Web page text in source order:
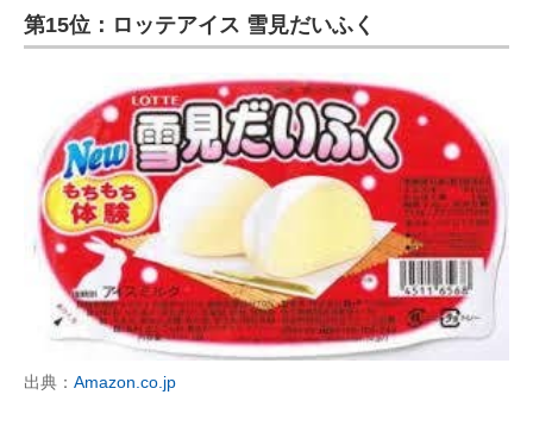
第15位：ロッテアイス 雪見だいふく
出典： Amazon.co.jp